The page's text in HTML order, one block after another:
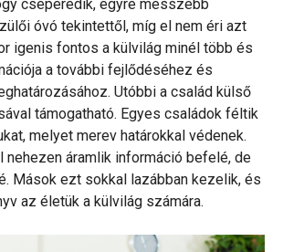
cseperedik, egyre messzebb
óvó tekintettől, míg el nem éri azt
igenis fontos a külvilág minél több és
a további fejlődéséhez és
Utóbbi a család külső
támogatható. Egyes családok féltik
melyet merev határokkal védenek.
nehezen áramlik információ befelé, de
Mások ezt sokkal lazábban kezelik, és
az életük a külvilág számára.